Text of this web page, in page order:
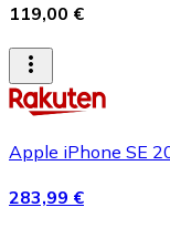
119,00 €
Apple iPhone SE
283,99 €